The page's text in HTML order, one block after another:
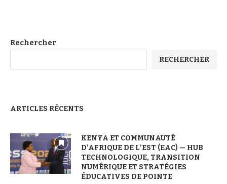
Rechercher
RECHERCHER
ARTICLES RÉCENTS
KENYA ET COMMUNAUTÉ
D’AFRIQUE DE L’EST (EAC) — HUB
TECHNOLOGIQUE, TRANSITION
NUMÉRIQUE ET STRATÉGIES
ÉDUCATIVES DE POINTE